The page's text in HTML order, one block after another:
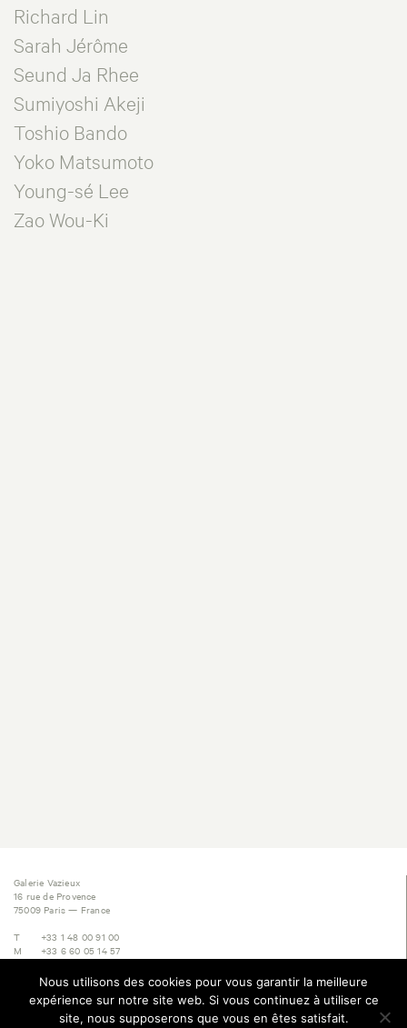
Richard Lin
Sarah Jérôme
Seund Ja Rhee
Sumiyoshi Akeji
Toshio Bando
Yoko Matsumoto
Young-sé Lee
Zao Wou-Ki
Galerie Vazieux
16 rue de Provence
75009 Paris — France
T
+33 1 48 00 91 00
M
+33 6 60 05 14 57
E
contact@vazieux.com
Subscribe to Newsletter
Nous utilisons des cookies pour vous garantir la meilleure
expérience sur notre site web. Si vous continuez à utiliser ce
site, nous supposerons que vous en êtes satisfait.